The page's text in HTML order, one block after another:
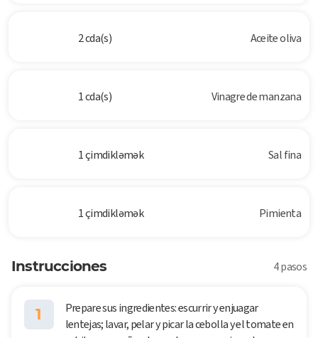
2 cda(s) Aceite oliva
1 cda(s) Vinagre de manzana
1 çimdikləmək Sal fina
1 çimdikləmək Pimienta
Instrucciones 4 pasos
1
Prepare sus ingredientes: escurrir y enjuagar
lentejas; lavar, pelar y picar la cebolla y el tomate en